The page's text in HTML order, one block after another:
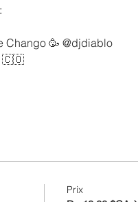
Chango 🥳 @djdiablo
🇨🇴
Prix